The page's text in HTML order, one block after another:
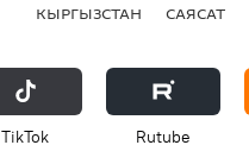
КЫРГЫЗСТАН САЯСАТ
ТikТоk Rutube